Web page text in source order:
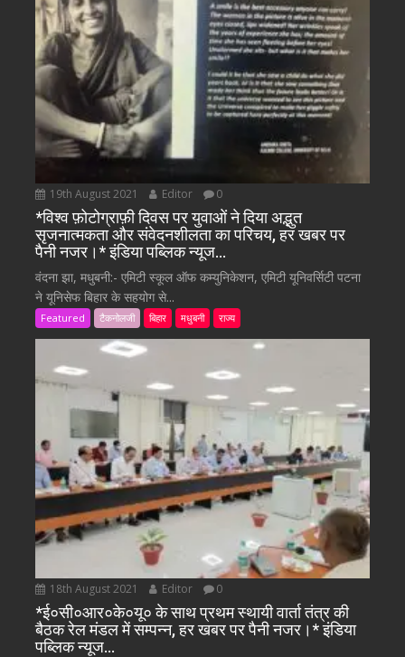
19th August 2021 Editor 0
*विश्व फ़ोटोग्राफ़ी दिवस पर युवाओं ने दिया अद्भुत
सृजनात्मकता और संवेदनशीलता का परिचय, हर खबर पर
पैनी नजर।* इंडिया पब्लिक न्यूज…
वंदना झा, मधुबनी:- एमिटी स्कूल ऑफ कम्युनिकेशन, एमिटी यूनिवर्सिटी पटना
ने यूनिसेफ बिहार के सहयोग से...
Featured टैकनोलजी बिहार मधुबनी राज्य
18th August 2021 Editor 0
*ई०सी०आर०के०यू० के साथ प्रथम स्थायी वार्ता तंत्र की
बैठक रेल मंडल में सम्पन्न, हर खबर पर पैनी नजर।* इंडिया
पब्लिक न्यूज…